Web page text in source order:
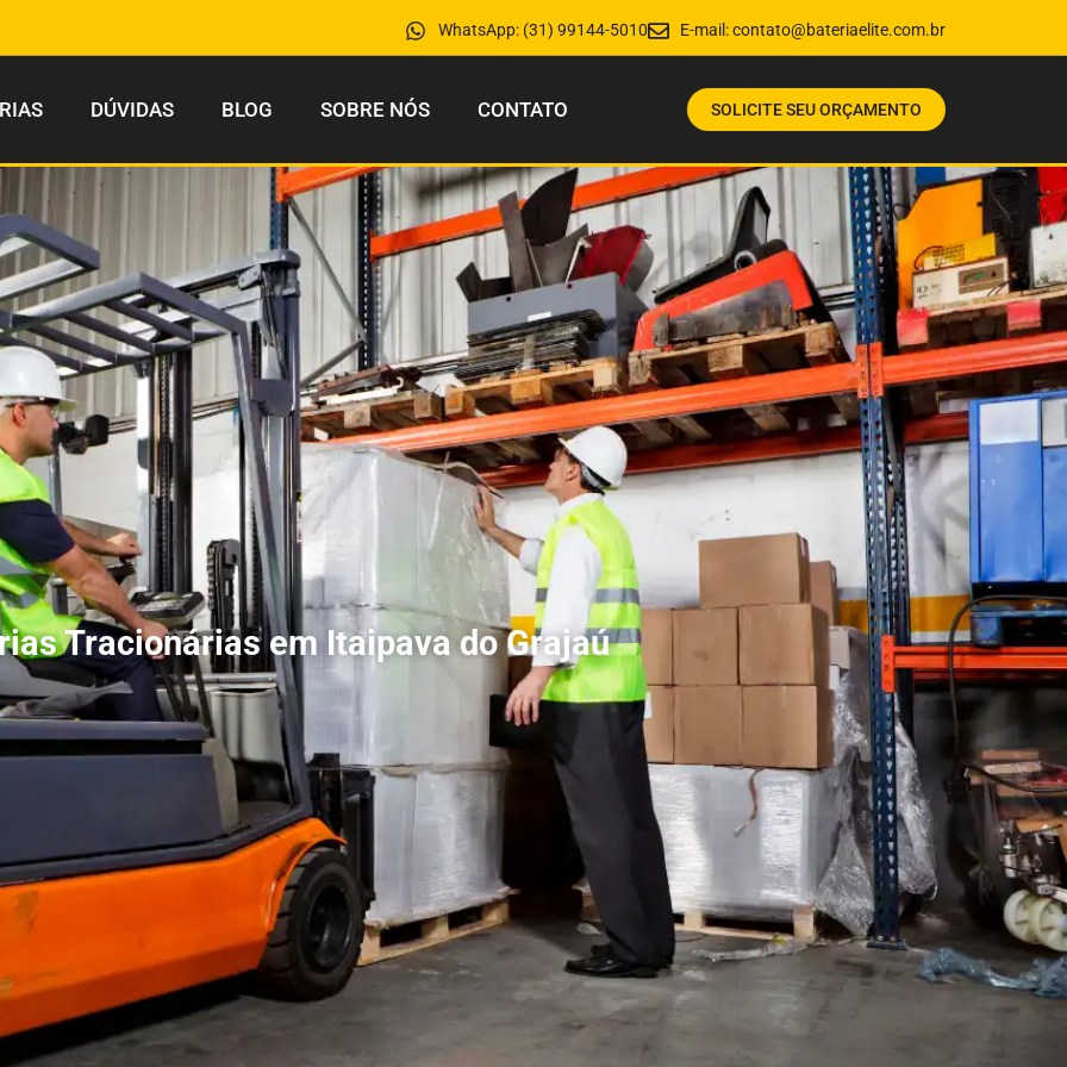
WhatsApp: (31) 99144-5010 E-mail:contato@bateriaelite.com.br
DÚVIDAS BLOG SOBRE NÓS CONTATO SOLICITE SEU ORÇAMENTO
Tracionárias em Itaipava do Grajaú